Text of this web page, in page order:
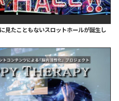
見たこともないスロットホールが誕生し